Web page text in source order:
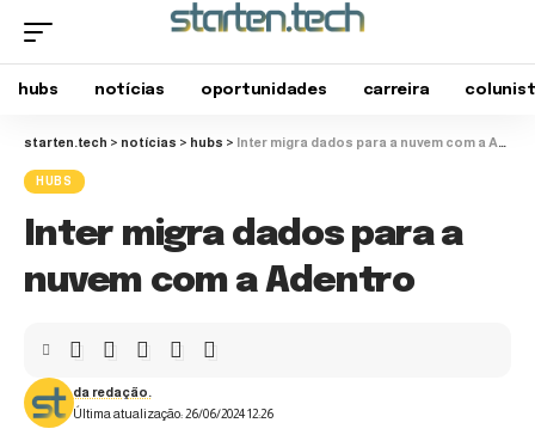
hubs notícias oportunidades carreira
starten.tech > notícias > hubs > Inter migra dados para a nuvem com a Adentro
HUBS
Inter migra dados para a
nuvem com a Adentro
Última atualização: 26/06/2024 12:26
da redação.